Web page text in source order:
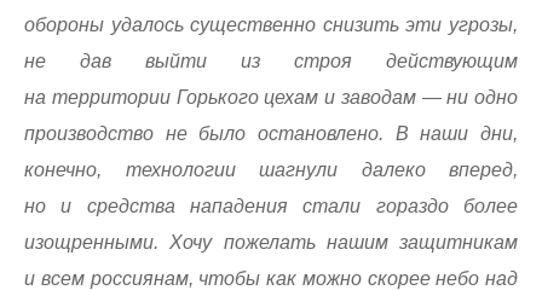
обороны удалось существенно снизить эти угрозы,
не дав выйти из строя действующим
на территории Горького цехам и заводам — ни одно
производство не было остановлено. В наши дни,
конечно, технологии шагнули далеко вперед,
но и средства нападения стали гораздо более
изощренными. Хочу пожелать нашим защитникам
и всем россиянам, чтобы как можно скорее небо над